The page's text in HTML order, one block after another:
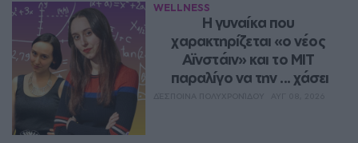
WELLNESS
Η γυναίκα που
χαρακτηρίζεται «ο νέος
Αϊνστάιν» και το MIT
παραλίγο να την ... χάσει